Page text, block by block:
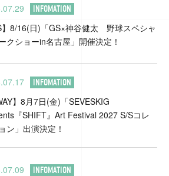
INFOMATION
】8/16(日)「GS×神谷健太 野球スペシャ
クショーin名古屋」開催決定！
INFOMATION
】8月7日(金)「SEVESKIG
『SHIFT』Art Festival 2027 S/Sコレ
ン」出演決定！
INFOMATION